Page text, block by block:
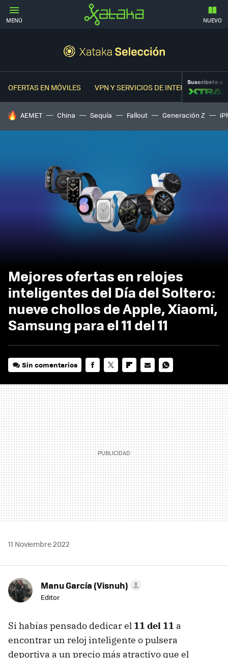
MENÚ NUEVO
OFERTAS EN MÓVILES VPN Y SERVICIOS DE INTERNETSuscríbete a
HOY SE HABLA DE
AEMET China Sequía Fallout Generación Z
Mejores ofertas en relojes
inteligentes del Día del Soltero:
nueve chollos de Apple, Xiaomi,
Samsung para el 11 del 11
Sin comentarios
MAIL
11 Noviembre 2022
Manu García (Visnuh)
Editor
Si habías pensado dedicar el 11 del 11 a
encontrar un reloj inteligente o pulsera
deportiva a un precio más atractivo que el